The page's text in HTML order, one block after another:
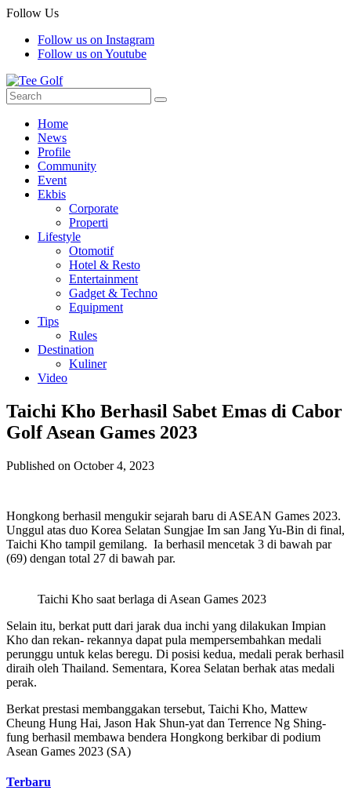
Follow Us
Follow us on Instagram
Follow us on Youtube
Home
News
Profile
Community
Event
Ekbis
Corporate
Properti
Lifestyle
Otomotif
Hotel & Resto
Entertainment
Gadget & Techno
Equipment
Tips
Rules
Destination
Kuliner
Video
Taichi Kho Berhasil Sabet Emas di Cabor
Golf Asean Games 2023
Published on October 4, 2023
Hongkong berhasil mengukir sejarah baru di ASEAN Games 2023.
Unggul atas duo Korea Selatan Sungjae Im san Jang Yu-Bin di final,
Taichi Kho tampil gemilang. Ia berhasil mencetak 3 di bawah par
(69) dengan total 27 di bawah par.
Taichi Kho saat berlaga di Asean Games 2023
Selain itu, berkat putt dari jarak dua inchi yang dilakukan Impian
Kho dan rekan- rekannya dapat pula mempersembahkan medali
perunggu untuk kelas beregu. Di posisi kedua, medali perak berhasil
diraih oleh Thailand. Sementara, Korea Selatan berhak atas medali
perak.
Berkat prestasi membanggakan tersebut, Taichi Kho, Mattew
Cheung Hung Hai, Jason Hak Shun-yat dan Terrence Ng Shing-
fung berhasil membawa bendera Hongkong berkibar di podium
Asean Games 2023 (SA)
Terbaru